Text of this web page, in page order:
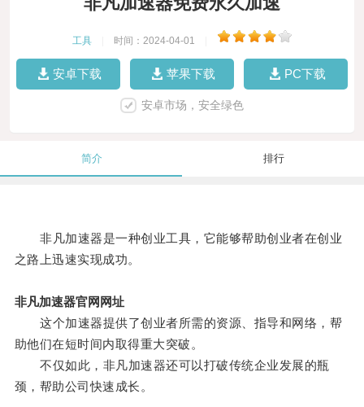
工具 时间：2024-04-01
安卓下载 苹果下载 PC下载
安卓市场，安全绿色
简介 排行
非凡加速器是一种创业工具，它能够帮助创业者在创业
之路上迅速实现成功。
非凡加速器官网网址
这个加速器提供了创业者所需的资源、指导和网络，帮
助他们在短时间内取得重大突破。
不仅如此，非凡加速器还可以打破传统企业发展的瓶
颈，帮助公司快速成长。